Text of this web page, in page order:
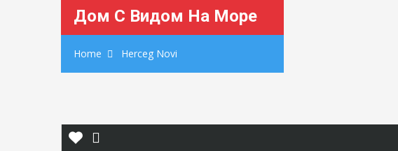
Дом С Видом На Море
Home Herceg Novi